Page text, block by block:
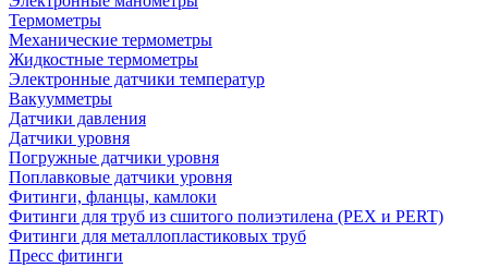
Термометры
Механические термометры
Жидкостные термометры
Электронные датчики температур
Вакуумметры
Датчики давления
Датчики уровня
Погружные датчики уровня
Поплавковые датчики уровня
Фитинги, фланцы, камлоки
Фитинги для труб из сшитого полиэтилена (PEX и PERT)
Фитинги для металлопластиковых труб
Пресс фитинги